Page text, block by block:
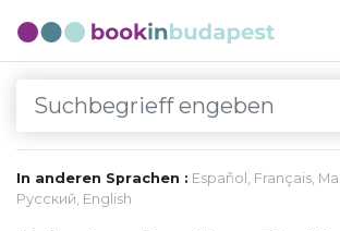
In anderen Sprachen : Español , Français,
Русский, English